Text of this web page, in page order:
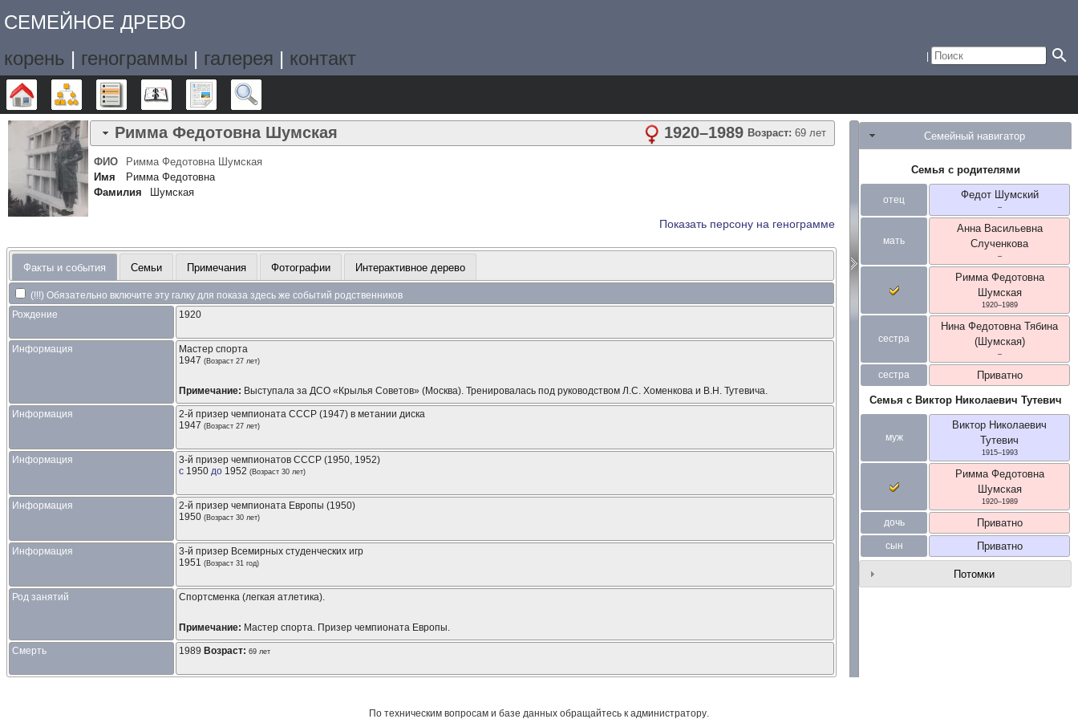
СЕМЕЙНОЕ ДРЕВО
корень | генограммы | галерея | контакт
Дерево Графики Списки Календарь Отчёты
Римма Федотовна Шумская Возраст: 69 лет
1920–1989
ФИО Римма Федотовна Шумская
Имя
Римма Федотовна
Фамилия
Шумская
Показать персону на генограмме
Факты и события Семьи Примечания Фотографии Интерактивное дерево
(!!!) Обязательно включите эту галку для показа здесь же событий родственников
Рождение
1920
Информация
Мастер спорта
1947 (Возраст 27 лет)
Примечание: Выступала за ДСО «Крылья Советов» (Москва). Тренировалась под руководством Л.С. Хоменкова и В.Н. Тутевича.
Информация
2-й призер чемпионата СССР (1947) в метании диска
1947 (Возраст 27 лет)
Информация
3-й призер чемпионатов СССР (1950, 1952)
с 1950 до 1952 (Возраст 30 лет)
Информация
2-й призер чемпионата Европы (1950)
1950 (Возраст 30 лет)
Информация
3-й призер Всемирных студенческих игр
1951 (Возраст 31 год)
Род занятий Спортсменка (легкая атлетика).
Примечание: Мастер спорта. Призер чемпионата Европы.
Смерть 1989 Возраст: 69 лет
Семейный навигатор
Семья с родителями
отец Федот Шумский
–
мать
Анна Васильевна
Слученкова
–
Римма Федотовна
Шумская
1920–1989
сестра
Нина Федотовна Тябина
(Шумская)
–
сестра Приватно
Семья с Виктор Николаевич Тутевич
муж
Виктор Николаевич
Тутевич
1915–1993
Римма Федотовна
Шумская
1920–1989
дочь Приватно
сын Приватно
Потомки
По техническим вопросам и базе данных обращайтесь к администратору.